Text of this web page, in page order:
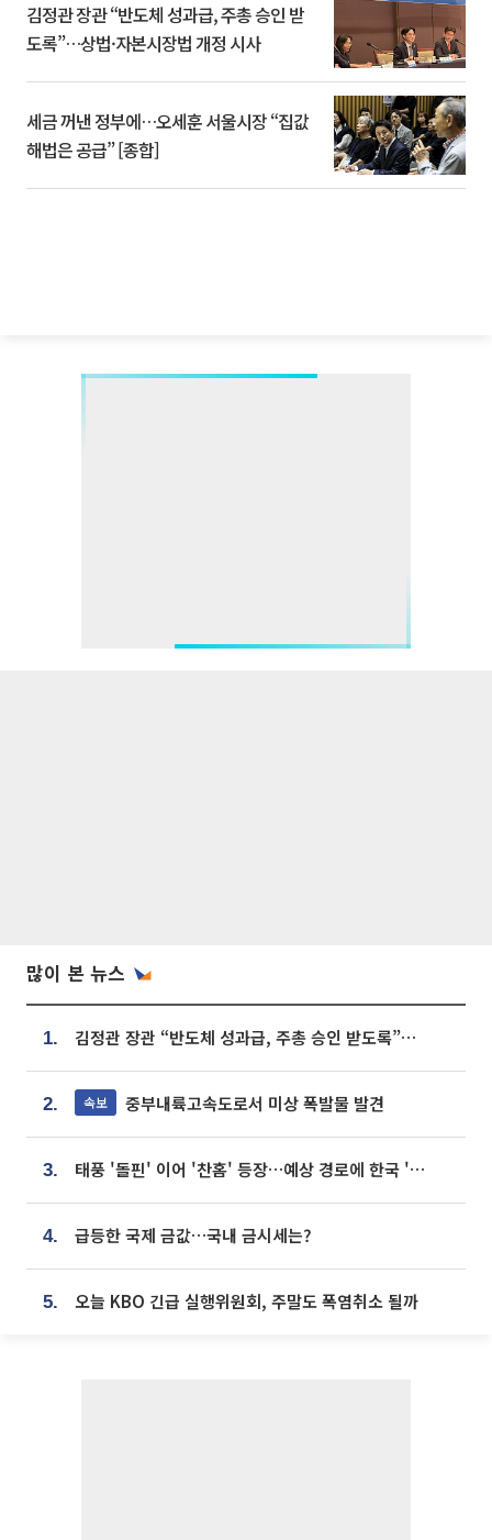
김정관 장관 “반도체 성과급, 주총 승인 받
도록”…상법·자본시장법 개정 시사
세금 꺼낸 정부에…오세훈 서울시장 “집값
해법은 공급” [종합]
많이 본 뉴스
1. 김정관 장관 “반도체 성과급, 주총 승인 받도록”…상법·자본시장법 개정 시사
2. 속보 중부내륙고속도로서 미상 폭발물 발견
3. 태풍 '돌핀' 이어 '찬홈' 등장…예상 경로에 한국 '한숨'
4. 급등한 국제 금값…국내 금시세는?
5. 오늘 KBO 긴급 실행위원회, 주말도 폭염취소 될까